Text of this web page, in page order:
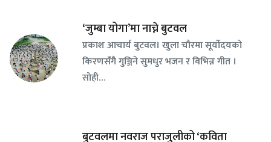
‘जुम्बा योगा’मा नाच्ने बुटवल
प्रकाश आचार्य बुटवल। खुला चौरमा सूर्योदयको
किरणसँगै गुञ्जिने सुमधुर भजन र विभिन्न गीत ।
सोही…
बुटवलमा नवराज पराजुलीको ‘कविता